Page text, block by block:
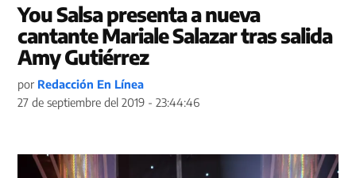
You Salsa presenta a nueva
cantante Mariale Salazar tras salida
Amy Gutiérrez
por Redacción En Línea
27 de septiembre del 2019 - 23:44:46